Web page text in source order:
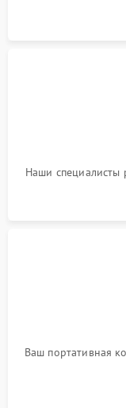
Наши специалисты
Ваш портативная